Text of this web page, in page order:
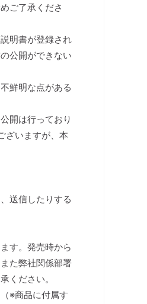
ご了承くださ
明書が登録され
公開ができない
鮮明な点がある
開は行っており
ざいますが、本
送信したりする
す。発売時から
た弊社関係部署
ください。
※商品に付属す